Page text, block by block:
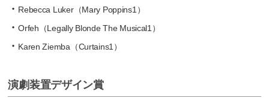
Rebecca Luker（Mary Poppins1）
Orfeh（Legally Blonde The Musical1）
Karen Ziemba（Curtains1）
演劇装置デザイン賞